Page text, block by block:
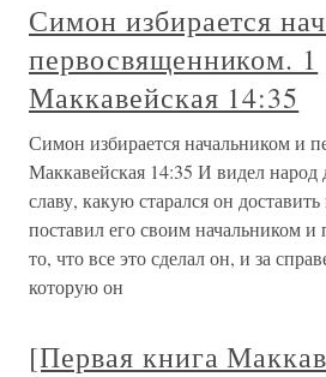
Симон избирается
первосвященником. 1
Маккавейская 14:35
Симон избирается начальником и
Маккавейская 14:35 И видел
славу, какую старался он
поставил его своим начальником и
то, что все это сделал он, и за
которую он
[Первая книга